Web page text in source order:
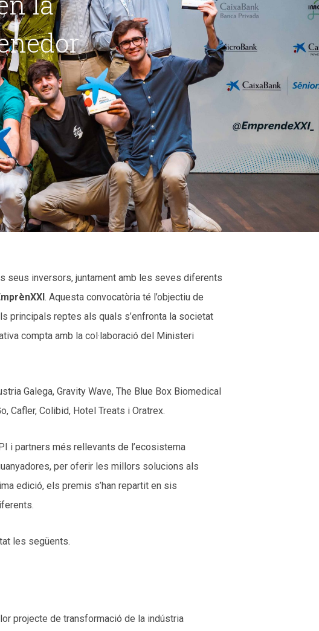
seus inversors, juntament amb les seves diferents
. Aquesta convocatòria té l’objectiu de
principals reptes als quals s’enfronta la societat
compta amb la col·laboració del Ministeri
Galega, Gravity Wave, The Blue Box Biomedical
Cafler, Colibid, Hotel Treats i Oratrex.
i partners més rellevants de l’ecosistema
per oferir les millors solucions als
edició, els premis s’han repartit en sis
les següents.
projecte de transformació de la indústria